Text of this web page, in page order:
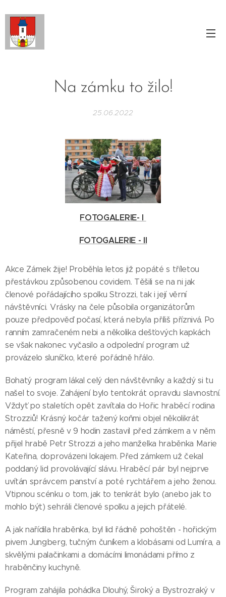
Na zámku to žilo!
25.06.2022
FOTOGALERIE- I
FOTOGALERIE - II
Akce Zámek žije! Proběhla letos již popáté s tříletou
přestávkou způsobenou covidem. Těšili se na ni jak
členové pořádajícího spolku Strozzi, tak i její věrní
návštěvníci. Vrásky na čele působila organizátorům
pouze předpověď počasí, která nebyla příliš příznivá. Po
ranním zamračeném nebi a několika dešťových kapkách
se však nakonec vyčasilo a odpolední program už
provázelo sluníčko, které pořádně hřálo.
Bohatý program lákal celý den návštěvníky a každý si tu
našel to svoje. Zahájení bylo tentokrát opravdu slavnostní.
Vždyť po staletích opět zavítala do Hořic hraběcí rodina
Strozziů! Krásný kočár tažený koňmi objel několikrát
náměstí, přesně v 9 hodin zastavil před zámkem a v něm
přijel hrabě Petr Strozzi a jeho manželka hraběnka Marie
Kateřina, doprovázeni lokajem. Před zámkem už čekal
poddaný lid provolávající slávu. Hraběcí pár byl nejprve
uvítán správcem panství a poté rychtářem a jeho ženou.
Vtipnou scénku o tom, jak to tenkrát bylo (anebo jak to
mohlo být) sehráli členové spolku a jejich přátelé.
A jak nařídila hraběnka, byl lid řádně pohoštěn - hořickým
pivem Jungberg, tučným čuníkem a klobásami od Lumíra, a
skvělými palačinkami a domácími limonádami přímo z
hraběnčiny kuchyně.
Program zahájila pohádka Dlouhý, Široký a Bystrozraký v